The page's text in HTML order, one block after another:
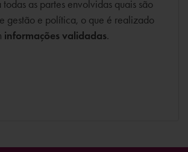
as partes envolvidas quais são
gestão e política, o que é realizado
informações validadas.